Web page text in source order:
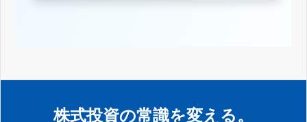
株式投資の常識を変える。